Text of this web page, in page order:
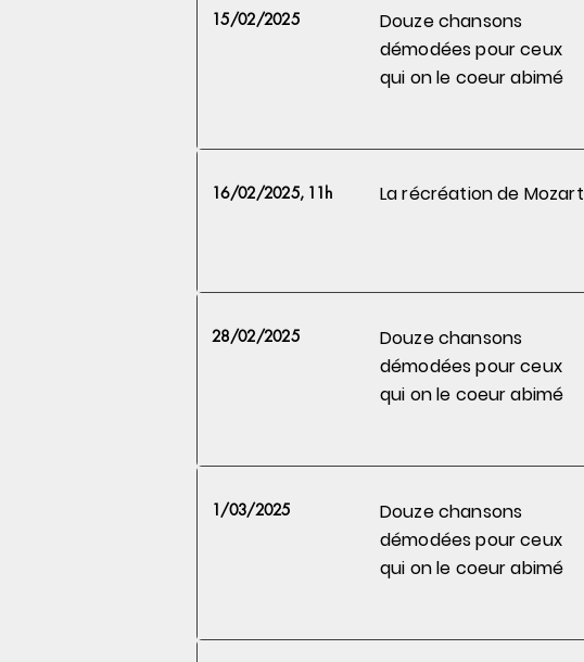
15/02/2025
Douze chansons
démodées pourceux
qui on le coeur abimé
16/02/2025, 11h La récréation de Mozart
28/02/2025
Douze chansons
démodées pourceux
qui on le coeur abimé
1/03/2025
Douze chansons
démodées pourceux
qui on le coeur abimé